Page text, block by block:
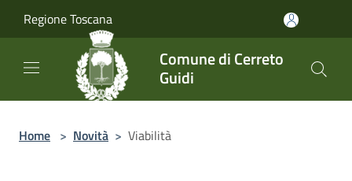
Regione Toscana
Comune di Cerreto
Guidi
Home > Novità > Viabilità